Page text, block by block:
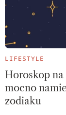
LIFESTYLE
Horoskop na
mocno
zodiaku